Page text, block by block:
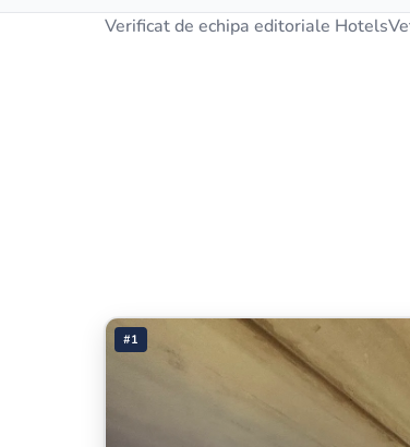
Verificat de echipa editoriale
#1